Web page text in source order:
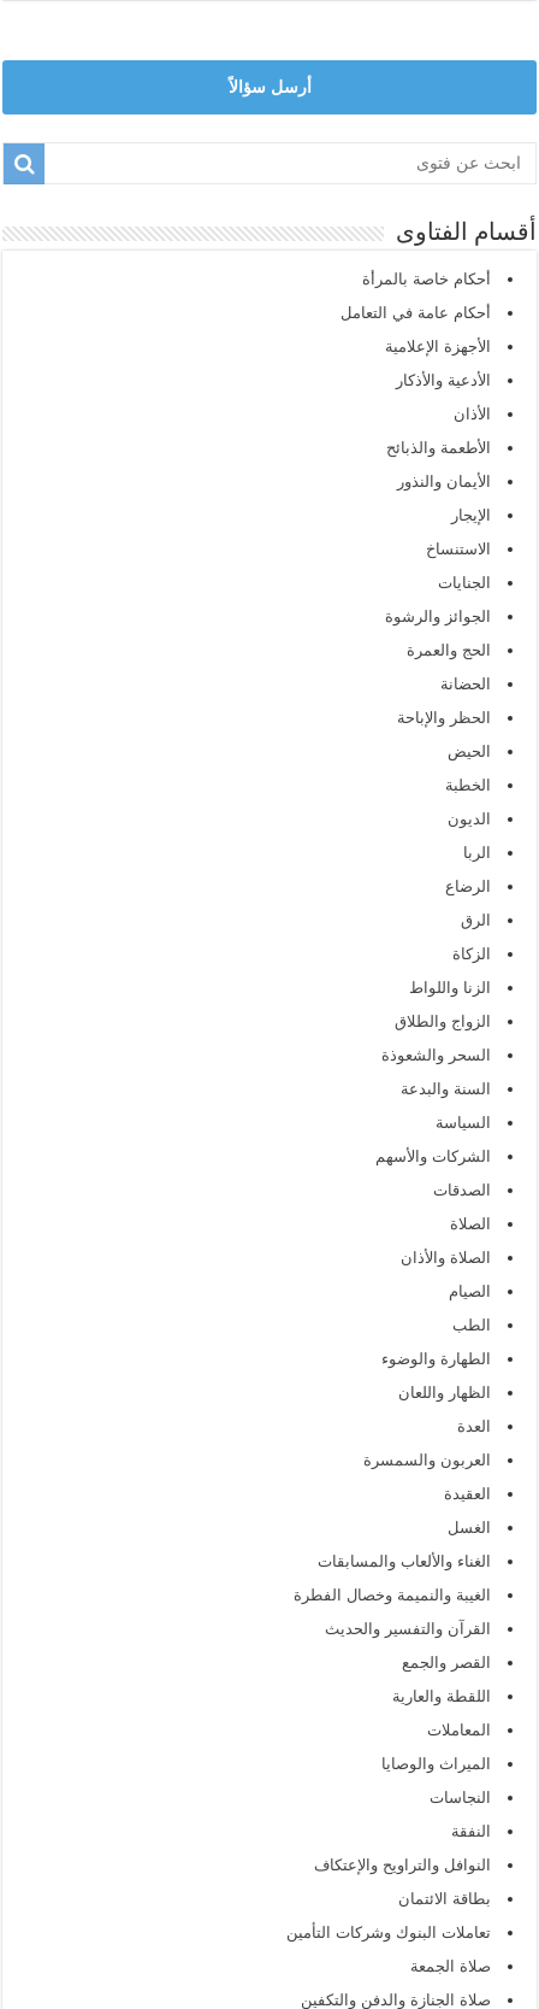
أرسل سؤالاً
أقسام الفتاوى
أحكام خاصة بالمرأة
أحكام عامة في التعامل
الأجهزة الإعلامية
الأدعية والأذكار
الأذان
الأطعمة والذبائح
الأيمان والنذور
الإيجار
الاستنساخ
الجنايات
الجوائز والرشوة
الحج والعمرة
الحضانة
الحظر والإباحة
الحيض
الخطبة
الديون
الربا
الرضاع
الرق
الزكاة
الزنا واللواط
الزواج والطلاق
السحر والشعوذة
السنة والبدعة
السياسة
الشركات والأسهم
الصدقات
الصلاة
الصلاة والأذان
الصيام
الطب
الطهارة والوضوء
الظهار واللعان
العدة
العربون والسمسرة
العقيدة
الغسل
الغناء والألعاب والمسابقات
الغيبة والنميمة وخصال الفطرة
القرآن والتفسير والحديث
القصر والجمع
اللقطة والعارية
المعاملات
الميراث والوصايا
النجاسات
النفقة
النوافل والتراويح والإعتكاف
بطاقة الائتمان
تعاملات البنوك وشركات التأمين
صلاة الجمعة
صلاة الجنازة والدفن والتكفين